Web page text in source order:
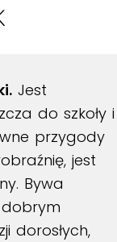
Jest
do szkoły i
przygody
jest
Bywa
dorosłych,